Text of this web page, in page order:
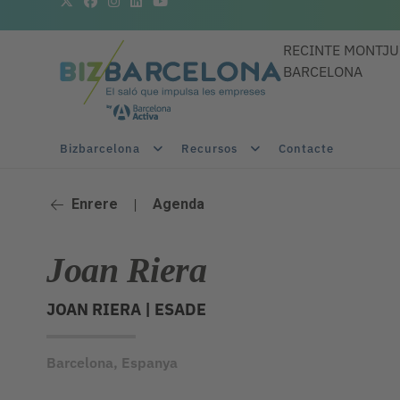
RECINTE
BARCELONA
Bizbarcelona Recursos Contacte
Enrere | Agenda
Joan Riera
JOAN RIERA | ESADE
Barcelona, Espanya